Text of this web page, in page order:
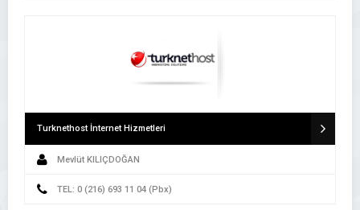
Turknethost İnternet Hizmetleri
Mevlüt KILIÇDOĞAN
TEL: 0 (216) 693 11 04 (Pbx)